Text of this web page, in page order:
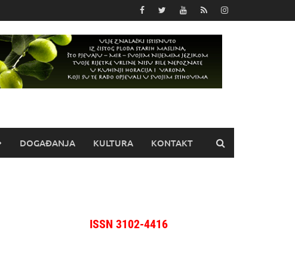
DOGAĐANJA KULTURA KONTAKT
ISSN 3102-4416